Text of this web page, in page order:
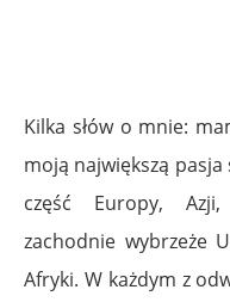
Kilka słów o mnie:
moją największą pasja
część Europy,
zachodnie wybrzeże
Afryki. W każdym z